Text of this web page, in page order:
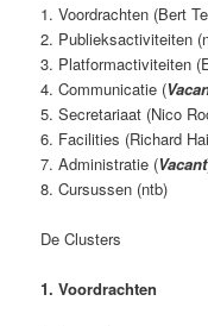
1. Voordrachten (Bert
2. Publieksactiviteiten
3. Platformactiviteiten
4. Communicatie (
5. Secretariaat (Nico
6. Facilities (Richard
7. Administratie (Vacant
8. Cursussen (ntb)
De Clusters
1. Voordrachten